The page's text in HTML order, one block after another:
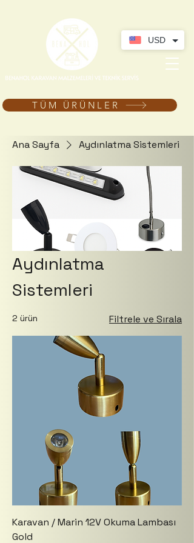
TÜM ÜRÜNLER
Ana Sayfa Aydınlatma Sistemleri
Aydınlatma
Sistemleri
2 ürün Filtrele ve Sırala
Karavan / Marin 12V Okuma Lambası
Gold
USD